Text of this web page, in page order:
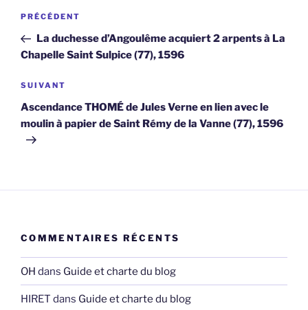
Navigation
l’article
Article
précédent
PRÉCÉDENT
La duchesse d’Angoulême acquiert 2 arpents à La
Chapelle Saint Sulpice (77), 1596
Article
suivant
SUIVANT
Ascendance THOMÉ de Jules Verne en lien avec le
moulin à papier de Saint Rémy de la Vanne (77), 1596
COMMENTAIRES RÉCENTS
OH dans Guide et charte du blog
HIRET dans Guide et charte du blog